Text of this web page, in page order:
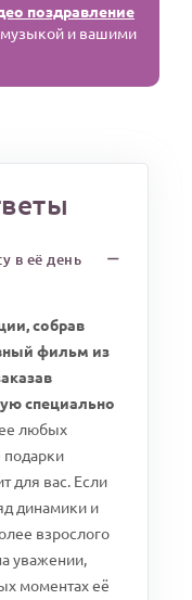
поздравление
и вашими
в её день
собрав
фильм из
специально
любых
подарки
для вас. Если
динамики и
взрослого
уважении,
моментах её